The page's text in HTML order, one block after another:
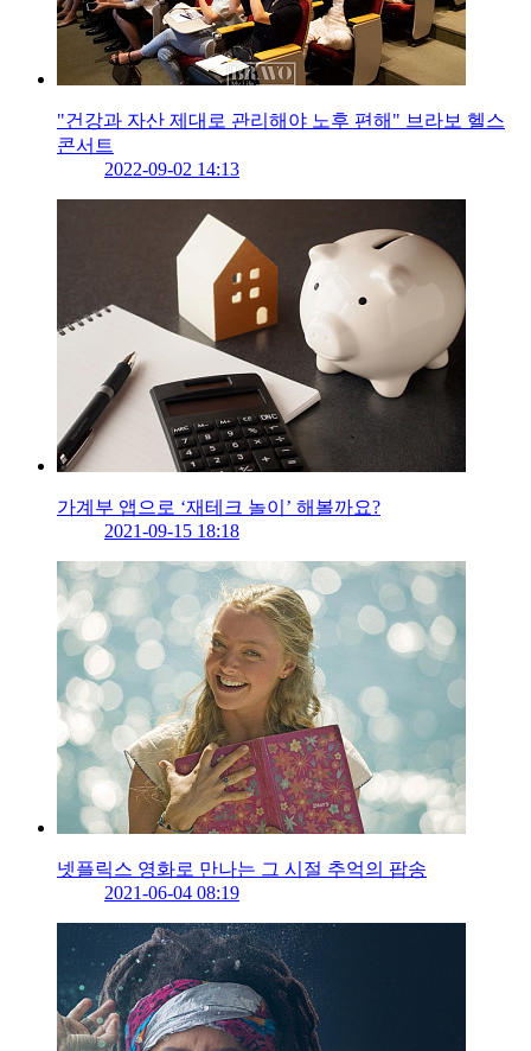
"건강과 자산 제대로 관리해야 노후 편해" 브라보 헬스
콘서트
2022-09-02 14:13
가계부 앱으로 ‘재테크 놀이’ 해볼까요?
2021-09-15 18:18
넷플릭스 영화로 만나는 그 시절 추억의 팝송
2021-06-04 08:19